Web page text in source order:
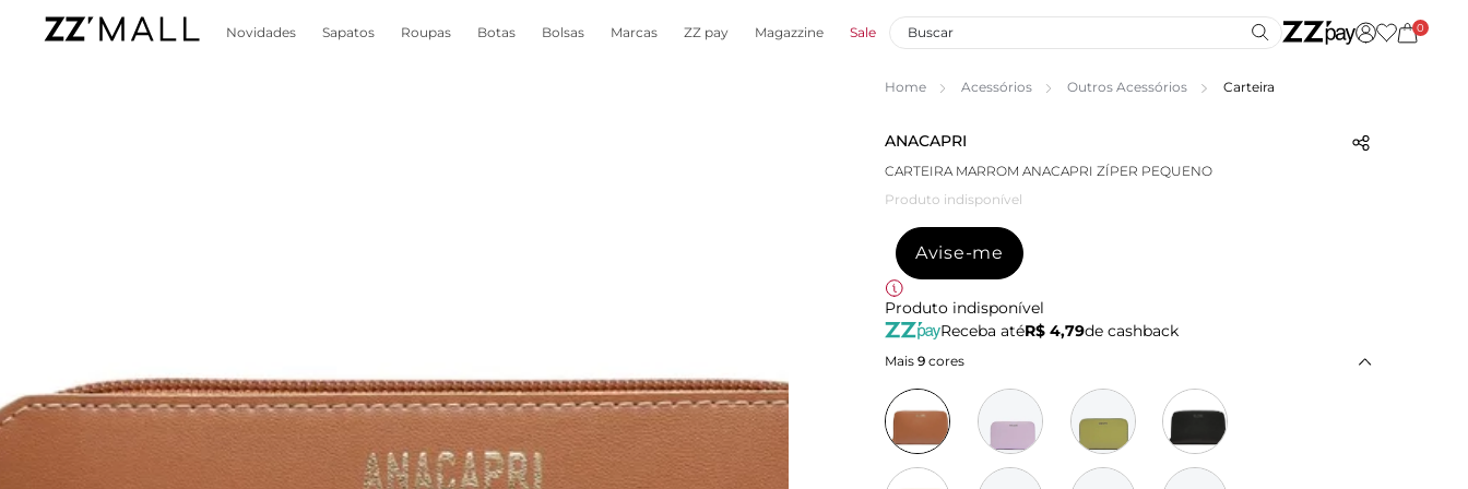
Novidades Sapatos Roupas Botas Bolsas Marcas ZZ pay Magazzine Sale 0
Home Acessórios Outros Acessórios Carteira
ANACAPRI
CARTEIRA MARROM ANACAPRI ZÍPER PEQUENO
Produto indisponível
Avise-me
Produto indisponível
Receba atéR$ 4,79de cashback
Mais 9 cores